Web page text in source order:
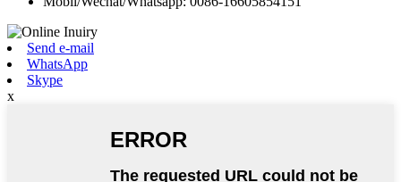
Send e-mail
WhatsApp
Skype
x